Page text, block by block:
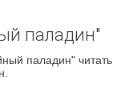
паладин"
паладин" читать